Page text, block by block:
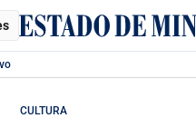
CULTURA